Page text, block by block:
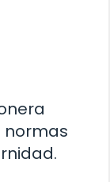
normas